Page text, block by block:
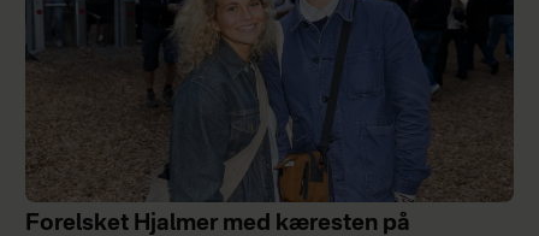
Forelsket Hjalmer med kæresten på